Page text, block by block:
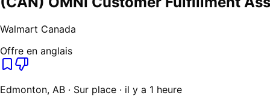
Walmart Canada
Offre en anglais
Edmonton, AB · Sur place · il y a 1 heure